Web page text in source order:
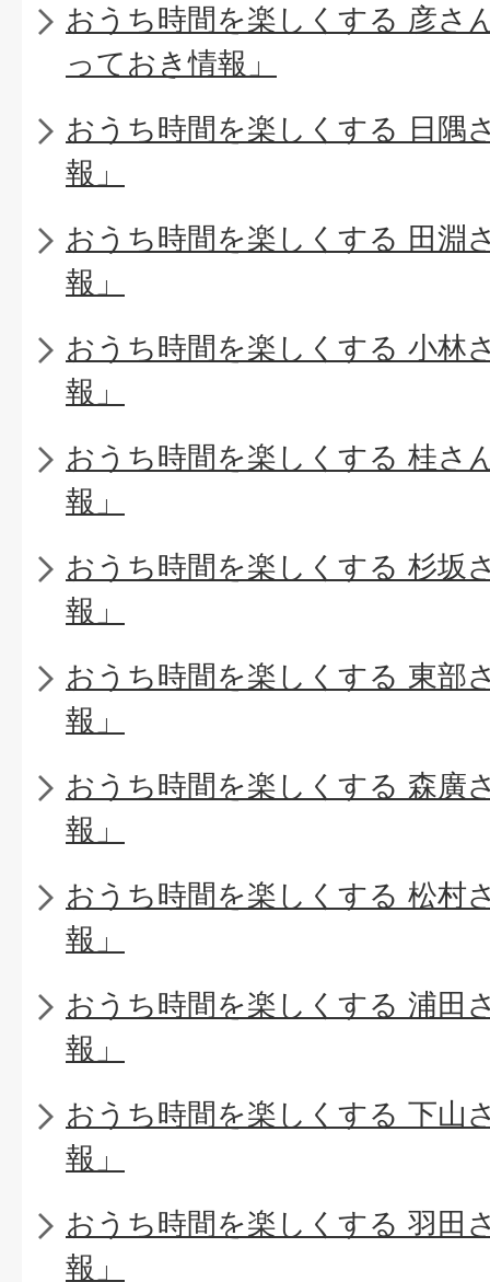
おうち時間を楽しくする 彦さ
っておき情報」
おうち時間を楽しくする 日隅
報」
おうち時間を楽しくする 田淵
報」
おうち時間を楽しくする 小林
報」
おうち時間を楽しくする 桂さ
報」
おうち時間を楽しくする 杉坂
報」
おうち時間を楽しくする 東部
報」
おうち時間を楽しくする 森廣
報」
おうち時間を楽しくする 松村
報」
おうち時間を楽しくする 浦田
報」
おうち時間を楽しくする 下山
報」
おうち時間を楽しくする 羽田
報」